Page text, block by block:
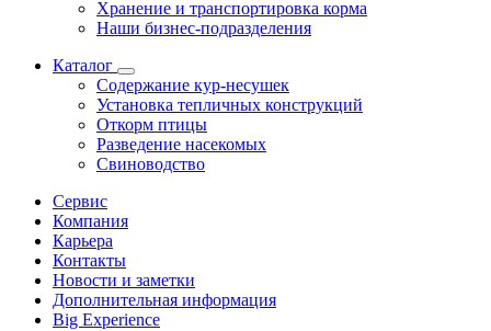
Хранение и транспортировка корма
Наши бизнес-подразделения
Каталог
Содержание кур-несушек
Установка тепличных конструкций
Откорм птицы
Разведение насекомых
Свиноводство
Сервис
Компания
Карьера
Контакты
Новости и заметки
Дополнительная информация
Big Experience